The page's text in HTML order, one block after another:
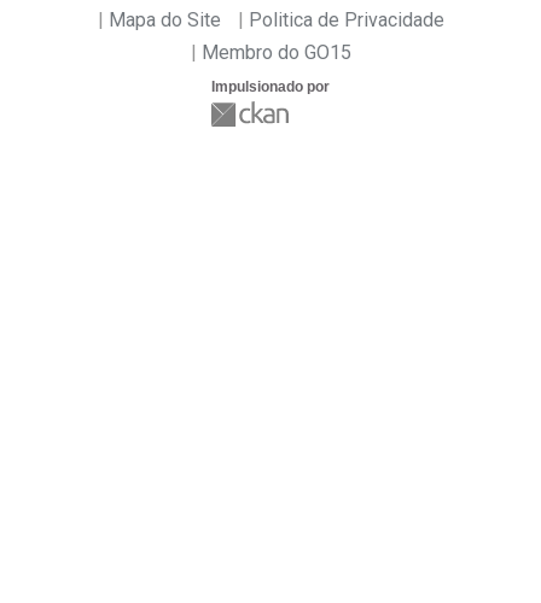
Mapa do Site
Politica de Privacidade
Membro do GO15
Impulsionado por